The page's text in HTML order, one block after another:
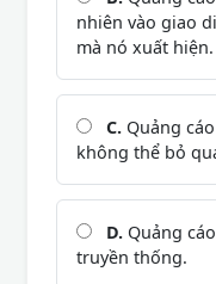
nhiên vào giao
mà nó xuất hiện.
C. Quảng
không thể bỏ
D. Quảng
truyền thống.